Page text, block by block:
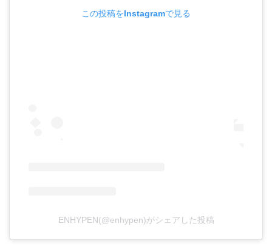
この投稿をInstagramで見る
ENHYPEN(@enhypen)がシェアした投稿